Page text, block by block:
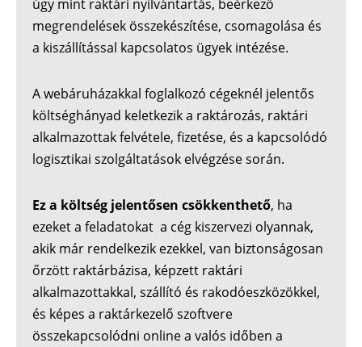
úgy mint raktári nyilvántartás, beérkező
megrendelések összekészítése, csomagolása és
a kiszállítással kapcsolatos ügyek intézése.
A webáruházakkal foglalkozó cégeknél jelentős
költséghányad keletkezik a raktározás, raktári
alkalmazottak felvétele, fizetése, és a kapcsolódó
logisztikai szolgáltatások elvégzése során.
Ez a költség jelentősen csökkenthető, ha
ezeket a feladatokat a cég kiszervezi olyannak,
akik már rendelkezik ezekkel, van biztonságosan
őrzött raktárbázisa, képzett raktári
alkalmazottakkal, szállító és rakodóeszközökkel,
és képes a raktárkezelő szoftvere
összekapcsolódni online a valós időben a